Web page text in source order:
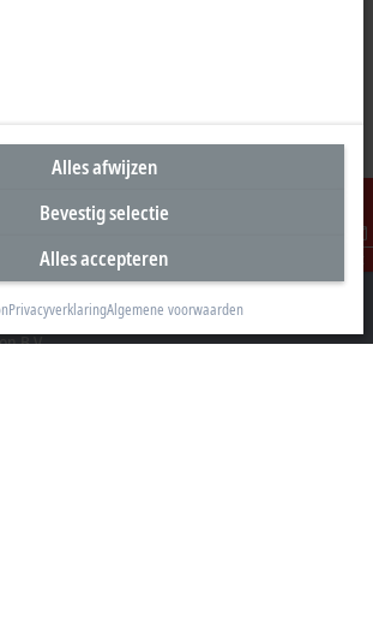
Contact
B.V.
Alles afwijzen
Bevestig selectie
Alles accepteren
PrivacyverklaringAlgemene voorwaarden